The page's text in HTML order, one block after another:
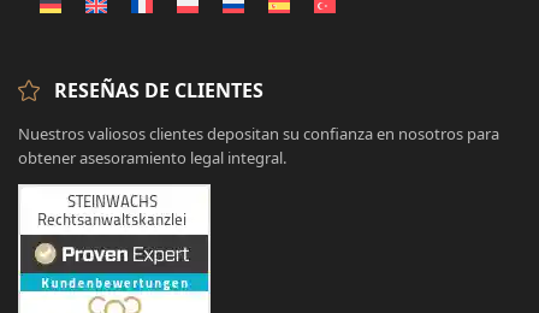
RESEÑAS DE CLIENTES
Nuestros valiosos clientes depositan su confianza en nosotros para
obtener asesoramiento legal integral.